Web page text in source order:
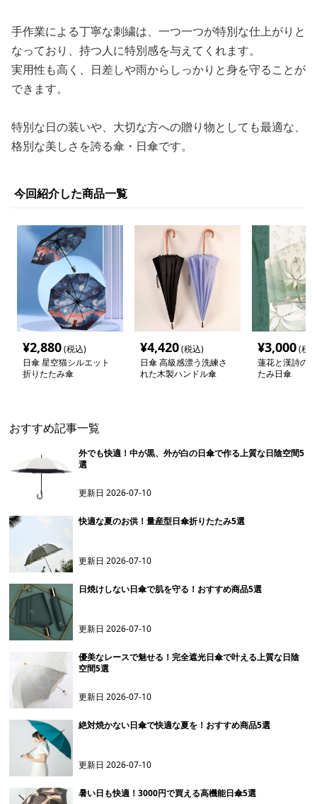
手作業による丁寧な刺繍は、一つ一つが特別な仕上がりと
なっており、持つ人に特別感を与えてくれます。
実用性も高く、日差しや雨からしっかりと身を守ることが
できます。
特別な日の装いや、大切な方への贈り物としても最適な、
格別な美しさを誇る傘・日傘です。
今回紹介した商品一覧
¥2,880(税込)
日傘 星空猫シルエット
折りたたみ傘
¥4,420(税込)
日傘 高級感漂う洗練さ
れた木製ハンドル傘
¥3,000(税
蓮花と漢詩の
たみ日傘
おすすめ記事一覧
外でも快適！中が黒、外が白の日傘で作る上質な日陰空間5
選
更新日2026-07-10
快適な夏のお供！量産型日傘折りたたみ5選
更新日2026-07-10
日焼けしない日傘で肌を守る！おすすめ商品5選
更新日2026-07-10
優美なレースで魅せる！完全遮光日傘で叶える上質な日陰
空間5選
更新日2026-07-10
絶対焼かない日傘で快適な夏を！おすすめ商品5選
更新日2026-07-10
暑い日も快適！3000円で買える高機能日傘5選